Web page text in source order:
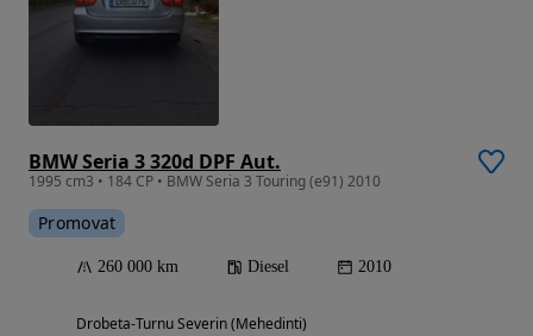
BMW Seria 3 320d DPF Aut.
1995 cm3 • 184 CP • BMW Seria 3 Touring (e91) 2010
Promovat
260 000 km Diesel 2010
Drobeta-Turnu Severin (Mehedinti)